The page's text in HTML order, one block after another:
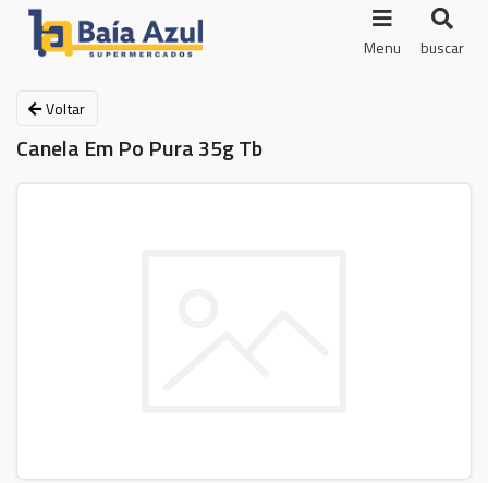
Menu buscar
Voltar
Canela Em Po Pura 35g Tb